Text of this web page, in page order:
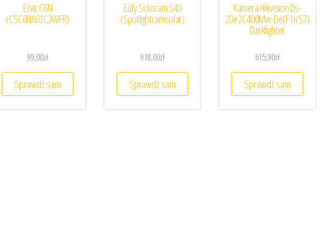
Ezviz C6N
(CSC6NA01C2WFR)
99,00zł
Sprawdź sam
Eufy Solocam S40
(Spotlightcamsolar)
918,00zł
Sprawdź sam
Kamera Hikvision Ds-
2De2C400Mw-De(F1)(S7)
Darkfighter
615,90zł
Sprawdź sam